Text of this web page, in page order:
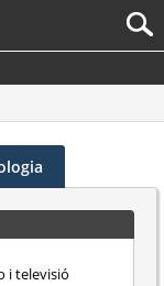
i televisió